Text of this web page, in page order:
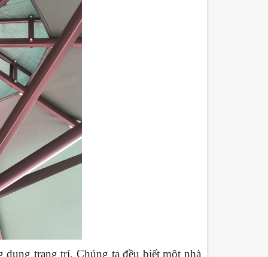
trang trí. Chúng ta đều biết một nhà